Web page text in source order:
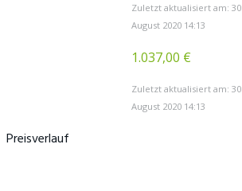
Zuletzt aktualisiert am: 30.
August 2020 14:13
1.037,00 €
Zuletzt aktualisiert am: 30.
August 2020 14:13
Preisverlauf